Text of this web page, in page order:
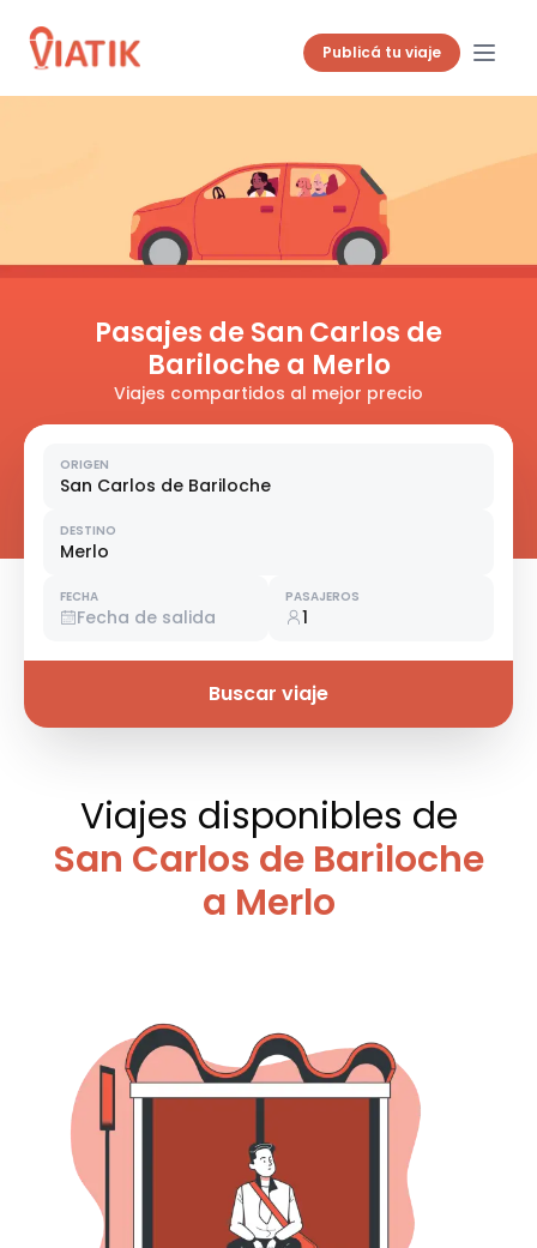
Publicá tu viaje
Pasajes de San Carlos de
Bariloche a Merlo
Viajes compartidos al mejor precio
ORIGEN
San Carlos de Bariloche
DESTINO
Merlo
FECHA
Fecha de salida
PASAJEROS
1
Buscar viaje
Viajes disponibles de
San Carlos de Bariloche
a Merlo